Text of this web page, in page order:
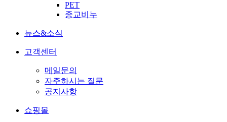
PET
종교비누
뉴스&소식
고객센터
메일문의
자주하시는 질문
공지사항
쇼핑몰